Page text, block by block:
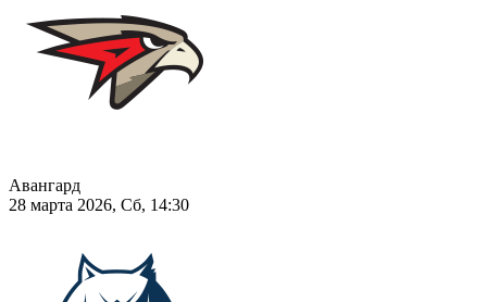
Авангард
28 марта 2026, Сб, 14:30